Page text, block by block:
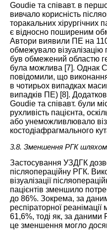
Goudie та співавт. в
вивчало корисність
торакальних хірургічних
є відносно поширеним
Автори виявили ПЕ на
обмежувало
був обмежений областю
була можлива [7]. Однак
повідомили, що
в чотирьох випадках
випадків ПЕ) [8].
Goudie та співавт. були
рухливість пацієнта,
або унеможливлювало
костодіафрагмального
3.8. Зменшення РГК
Застосування УЗДГК
післяопераційну РГК.
візуалізації
пацієнтів зменшило
до 86%. Зокрема, за
респіраторної
61,6%, тоді як, за
це зменшення могло